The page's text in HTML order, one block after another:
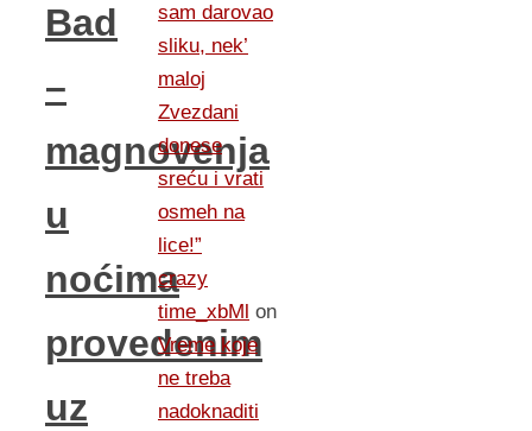
Bad
–
magnovenja
u
noćima
provedenim
uz
sam darovao
sliku, nek’
maloj
Zvezdani
donese
sreću i vrati
osmeh na
lice!”
crazy
time_xbMl on
Vreme koje
ne treba
nadoknaditi